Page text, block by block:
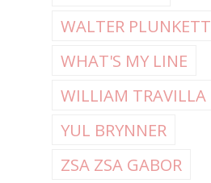
WALTER PLUNKETT
WHAT'S MY LINE
WILLIAM TRAVILLA
YUL BRYNNER
ZSA ZSA GABOR